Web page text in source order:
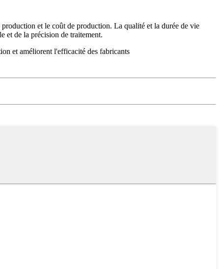
et le coût de production. La qualité et la durée de vie
et de la précision de traitement.
et améliorent l'efficacité des fabricants